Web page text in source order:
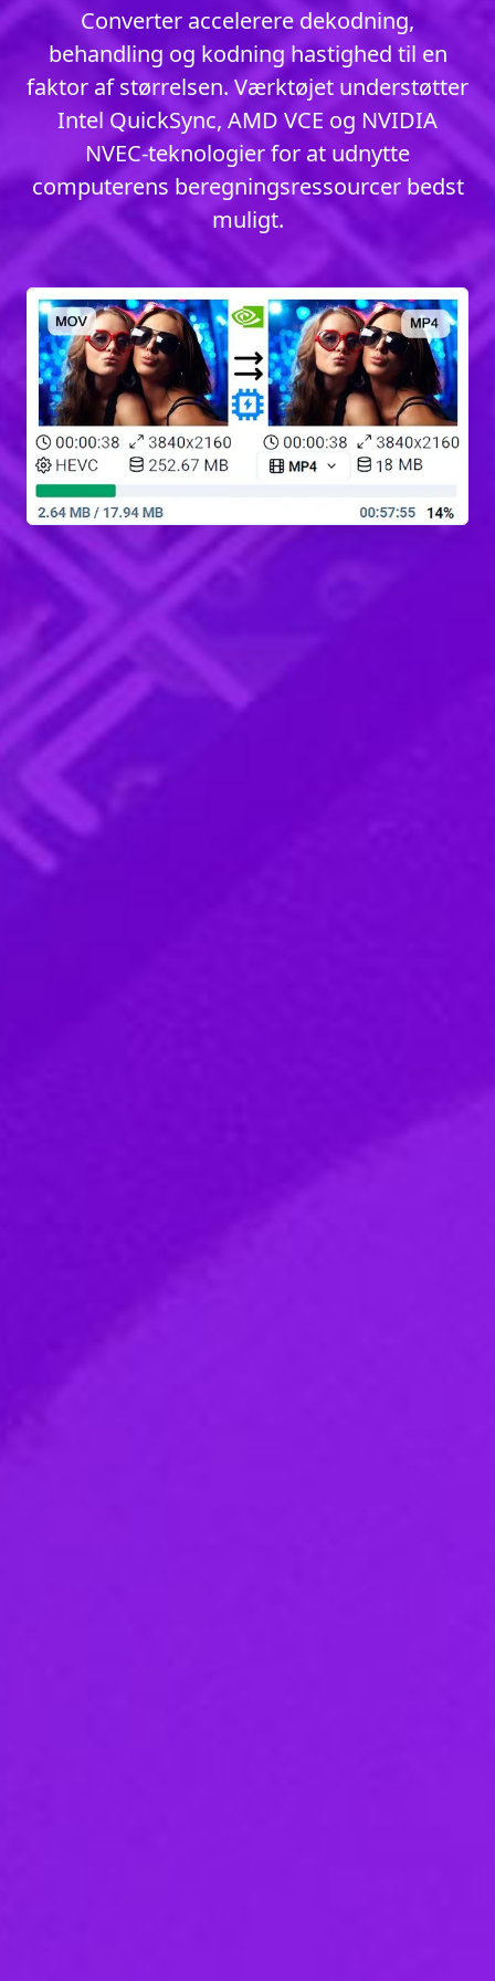
Converter accelerere dekodning,
behandling og kodning hastighed til en
faktor af størrelsen. Værktøjet understøtter
Intel QuickSync, AMD VCE og NVIDIA
NVEC-teknologier for at udnytte
computerens beregningsressourcer bedst
muligt.